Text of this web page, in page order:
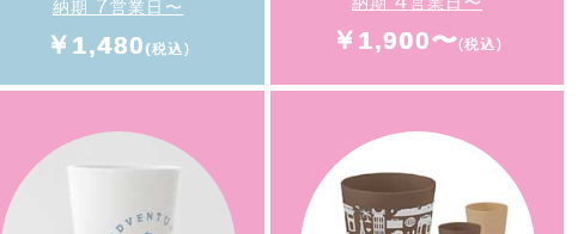
納期 7営業日〜
￥1,480
カトラリー2点セット
（天然竹使用）
￥1,900〜
バンブー